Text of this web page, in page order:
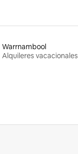
Warrnambool
Alquileres vacacionales